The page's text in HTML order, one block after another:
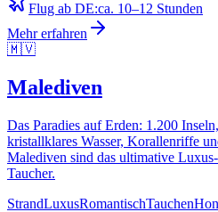
Flug ab DE:ca. 10–12 Stunden
Mehr erfahren
🇲🇻
Malediven
Das Paradies auf Erden: 1.200
kristallklares Wasser, Korallenriffe
Malediven sind das ultimative
Taucher.
StrandLuxusRomantischTauchen